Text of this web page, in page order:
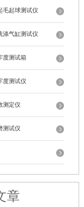
毛起球测试仪
涤气缸测试仪
度测试箱
度测试仪
测定仪
测试仪
章